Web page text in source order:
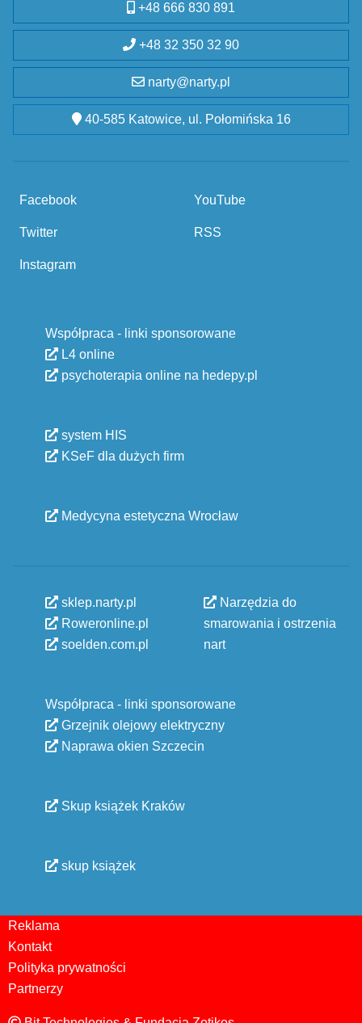
+48 666 830 891
+48 32 350 32 90
narty@narty.pl
40-585 Katowice, ul. Połomińska 16
Facebook
Twitter
Instagram
YouTube
RSS
Współpraca - linki sponsorowane
L4 online
psychoterapia online na hedepy.pl
system HIS
KSeF dla dużych firm
Medycyna estetyczna Wrocław
sklep.narty.pl
Roweronline.pl
soelden.com.pl
Narzędzia do
smarowania i ostrzenia
nart
Współpraca - linki sponsorowane
Grzejnik olejowy elektryczny
Naprawa okien Szczecin
Skup książek Kraków
skup książek
Reklama
Kontakt
Polityka prywatności
Partnerzy